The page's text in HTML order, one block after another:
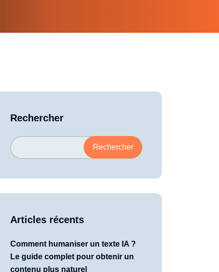
Rechercher
Rechercher
Articles récents
Comment humaniser un texte IA ?
Le guide complet pour obtenir un
contenu plus naturel